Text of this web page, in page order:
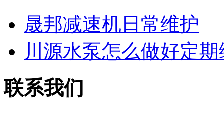
晟邦减速机日常维护
川源水泵怎么做好定
联系我们